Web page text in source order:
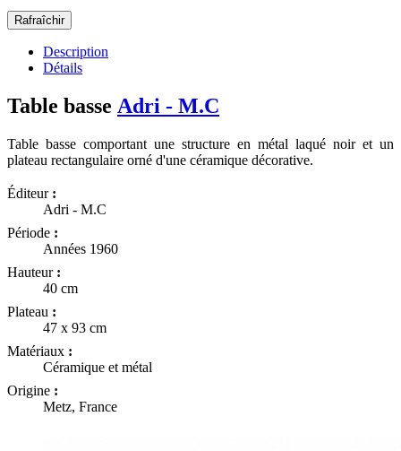
Description
Détails
Table basse Adri - M.C
Table basse comportant une structure en métal laqué noir et un
plateau rectangulaire orné d'une céramique décorative.
Éditeur :
Adri - M.C
Période :
Années 1960
Hauteur :
40 cm
Plateau :
47 x 93 cm
Matériaux :
Céramique et métal
Origine :
Metz, France